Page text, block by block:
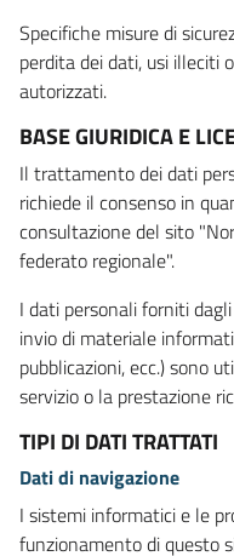
Specifiche misure di
perdita dei dati, usi illeciti
autorizzati.
BASE GIURIDICA E
Il trattamento dei dati
richiede il consenso in
consultazione del sito
federato regionale".
I dati personali forniti
invio di materiale
pubblicazioni, ecc.) sono
servizio o la prestazione
TIPI DI DATI TRATTATI
Dati di navigazione
I sistemi informatici e le
funzionamento di questo